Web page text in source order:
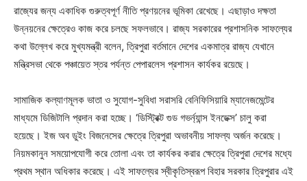
রাজ্যের জন্য একাধিক গুরুত্বপূর্ণ নীতি প্রণয়নের ভূমিকা রেখেছে। এছাড়াও দক্ষতা
উন্নয়নের ক্ষেত্রেও কাজ করে চলছে সফলভাবে। রাজ্য সরকারের প্রশাসনিক সাফল্যের
কথা উল্লেখ করে মুখ্যমন্ত্রী বলেন, ত্রিপুরা বর্তমানে দেশের একমাত্র রাজ্য যেখানে
মন্ত্রিসভা থেকে পঞ্চায়েত স্তর পর্যন্ত পেপারলেস প্রশাসন কার্যকর রয়েছে।
সামাজিক কল্যাণমূলক ভাতা ও সুযোগ-সুবিধা সরাসরি বেনিফিসিয়ারি ম্যানেজমেন্টের
মাধ্যমে ডিজিটালি প্রদান করা হচ্ছে। ‘ডিস্ট্রিক্ট গুড গভর্ন্যান্স ইনডেক্স’ চালু করা
হয়েছে। ইজ অব ডুইং বিজনেসের ক্ষেত্রে ত্রিপুরা অভাবনীয় সাফল্য অর্জন করেছে।
নিয়মকানুন সময়োপযোগী করে তোলা এবং তা কার্যকর করার ক্ষেত্রে ত্রিপুরা দেশের মধ্যে
প্রথম স্থান অধিকার করেছে। এই সাফল্যের স্বীকৃতিস্বরূপ বিহার সরকার ত্রিপুরার এই